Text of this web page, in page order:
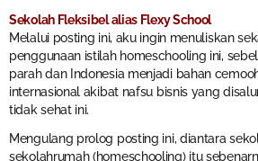
Sekolah Fleksibel alias Flexy School
Melalui posting ini, aku ingin menuliskan
penggunaan istilah homeschooling ini,
parah dan Indonesia menjadi bahan
internasional akibat nafsu bisnis yang
tidak sehat ini.
Mengulang prolog posting ini, diantara
sekolahrumah (homeschooling) itu